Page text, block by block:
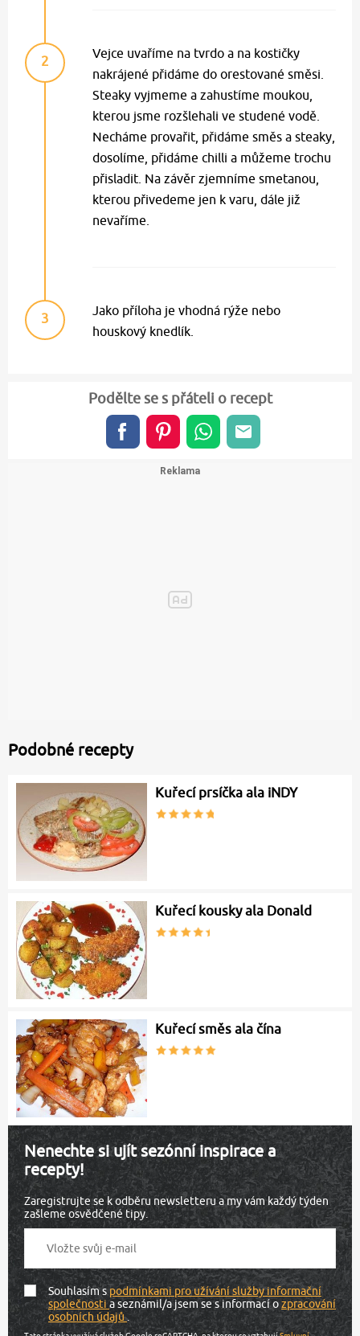
2
Vejce uvaříme na tvrdo a na kostičky
nakrájené přidáme do orestované směsi.
Steaky vyjmeme a zahustíme moukou,
kterou jsme rozšlehali ve studené vodě.
Necháme provařit, přidáme směs a steaky,
dosolíme, přidáme chilli a můžeme trochu
přisladit. Na závěr zjemníme smetanou,
kterou přivedeme jen k varu, dále již
nevaříme.
3
Jako příloha je vhodná rýže nebo
houskový knedlík.
Podělte se s přáteli o recept
Podobné recepty
Kuřecí prsíčka ala iNDY
Kuřecí kousky ala Donald
Kuřecí směs ala čína
Nenechte si ujít sezónní inspirace a
recepty!
Zaregistrujte se k odběru newsletteru a my vám každý týden
zašleme osvědčené tipy.
Souhlasím spodmínkami pro užívání služby informační
společnostia seznámil/a jsem se s informací ozpracování
osobních údajů.